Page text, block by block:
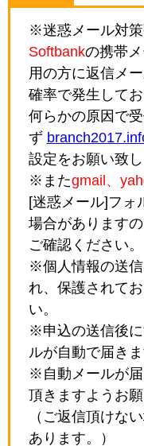
※迷惑メール対策
Softbankの携帯メ
用の方に返信メ
確率で発生してお
何らかの原因で
ず
設定をお願い致し
※またgmail、
[迷惑メール]フォ
場合があります
ご確認ください。
※個人情報の送
れ、保護されて
い。
※申込の送信後
ルが自動で届きま
※自動メールが
頂きますようお願
（ご返信頂けな
あります。）